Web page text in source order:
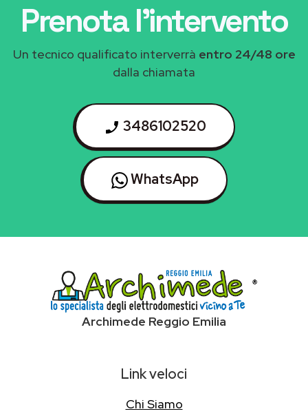
Prenota l'intervento
Un tecnico qualificato interverrà entro 24/48 ore
dalla chiamata
3486102520
WhatsApp
Archimede Reggio Emilia
Link veloci
Chi Siamo